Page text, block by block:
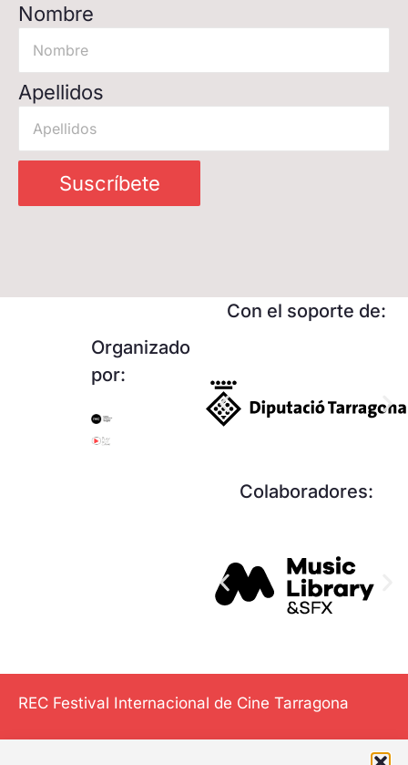
Nombre
Apellidos
Suscríbete
Organizado
por:
Con el soporte de:
Colaboradores:
REC Festival Internacional de Cine Tarragona